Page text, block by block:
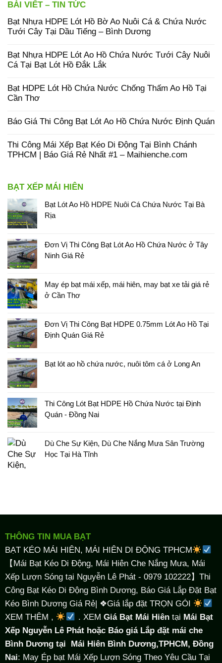
BÀI VIẾT – TIN TỨC
Bạt Nhựa HDPE Lót Hồ Bờ Ao Nuôi Cá & Chứa Nước
Tưới Cây Tại Dầu Tiếng – Bình Dương
Bạt Nhựa HDPE Lót Ao Hồ Chứa Nước Tưới Cây Nuôi
Cá Tại Bạt Lót Hồ Đắk Lắk
Bạt HDPE Lót Hồ Chứa Nước Chống Thấm Ao Hồ Tại
Cần Thơ
Báo Giá Thi Công Bạt Lót Ao Hồ Chứa Nước Định Quán
Thi Công Mái Xếp Bạt Kéo Di Động Tại Bình Chánh
TPHCM | Báo Giá Rẻ Nhất #1 – Maihienche.com
BẠT XẾP MÁI HIÊN
Bạt Lót Ao Hồ HDPE Nuôi Cá Chứa Nước Tại Bà
Rịa
Đơn Vị Thi Công Bạt Lót Ao Hồ Chứa Nước ở Tây
Ninh Giá Rẻ
May ép bạt mái xếp, mái hiên, may bạt xe tải giá rẻ
ở Cần Thơ
Đơn Vị Thi Công Bạt HDPE 0.75mm Lót Ao Hồ Tại
Định Quán Giá Rẻ
Bạt lót ao hồ chứa nước, nuôi tôm cá ở Long An
Thi Công Lót Bạt HDPE Hồ Chứa Nước tại Định
Quán - Đồng Nai
Dù Che Sự Kiện, Dù Che Nắng Mưa Sân Trường
Học Tại Hà Tĩnh
THÔNG TIN MUA BẠT
BẠT KÉO MÁI HIÊN, MÁI HIÊN DI ĐỘNG TPHCM
【Mái Bạt Kéo Di Động, Mái Hiên Che Nắng Mưa, Mái
Xếp Lượn Sóng tại Nguyễn Lê Phát - 0979 102222】Thi
Công Bạt Kéo Di Động Bình Dương, Báo Giá Lắp Đặt Bạt
Kéo Bình Dương Giá Rẻ| ❖Giá lắp đặt TRỌN GÓI
XEM THÊM ,
. XEM Giá Bạt Mái Hiêntại Mái Bạt
Xếp Nguyễn Lê Phát hoặc Báo giá Lắp đặt mái che
Bình Dương tại Mái Hiên Bình Dương,TPHCM, Đồng
Nai: May Ép bạt Mái Xếp Lượn Sóng Theo Yêu Cầu Tại